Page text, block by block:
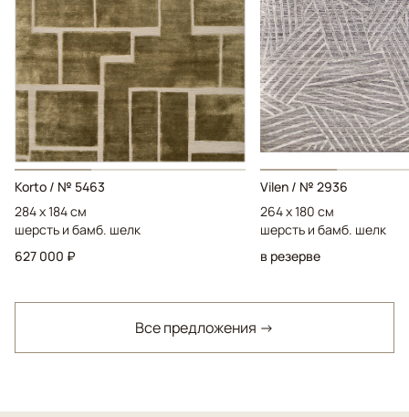
Korto / № 5463
284 x 184 см
шерсть и бамб. шелк
627 000 ₽
Vilen / № 2936
264 x 180 см
шерсть и бамб. шелк
в резерве
Все предложения →